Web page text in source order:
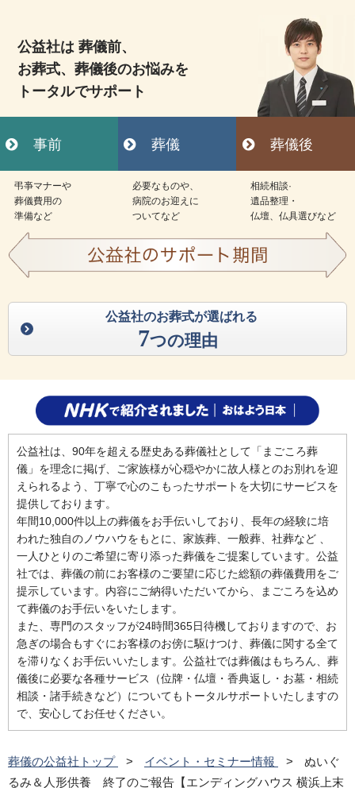
公益社は 葬儀前、
お葬式、葬儀後のお悩みを
トータルでサポート
事前 葬儀 葬儀後
弔亊マナーや
葬儀費用の
準備など
必要なものや、
病院のお迎えに
ついてなど
相続相談·
遺品整理・
仏壇、仏具選びなど
公益社のお葬式が選ばれる
7つの理由
公益社は、90年を超える歴史ある葬儀社として「まごころ葬
儀」を理念に掲げ、ご家族様が心穏やかに故人様とのお別れを迎
えられるよう、丁寧で心のこもったサポートを大切にサービスを
提供しております。
年間10,000件以上の葬儀をお手伝いしており、長年の経験に培
われた独自のノウハウをもとに、家族葬、一般葬、社葬など 、
一人ひとりのご希望に寄り添った葬儀をご提案しています。公益
社では、葬儀の前にお客様のご要望に応じた総額の葬儀費用をご
提示しています。内容にご納得いただいてから、まごころを込め
て葬儀のお手伝いをいたします。
また、専門のスタッフが24時間365日待機しておりますので、お
急ぎの場合もすぐにお客様のお傍に駆けつけ、葬儀に関する全て
を滞りなくお手伝いいたします。公益社では葬儀はもちろん、葬
儀後に必要な各種サービス（位牌・仏壇・香典返し・お墓・相続
相談・諸手続きなど）についてもトータルサポートいたしますの
で、安心してお任せください。
葬儀の公益社トップ イベント・セミナー情報
ぬいぐ
るみ＆人形供養 終了のご報告【エンディングハウス 横浜上末